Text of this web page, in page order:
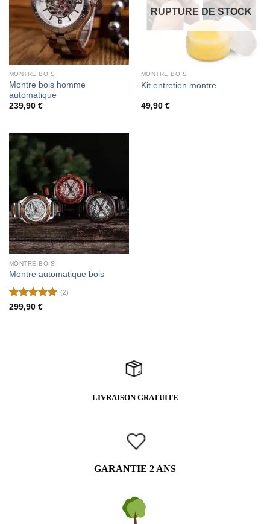
MONTRE BOIS
Montre bois homme
automatique
239,90 €
RUPTURE DE STOCK
MONTRE BOIS
Kit entretien montre
49,90 €
MONTRE BOIS
Montre automatique bois
Note5 sur
(2)
299,90 €
LIVRAISON GRATUITE
GARANTIE 2 ANS